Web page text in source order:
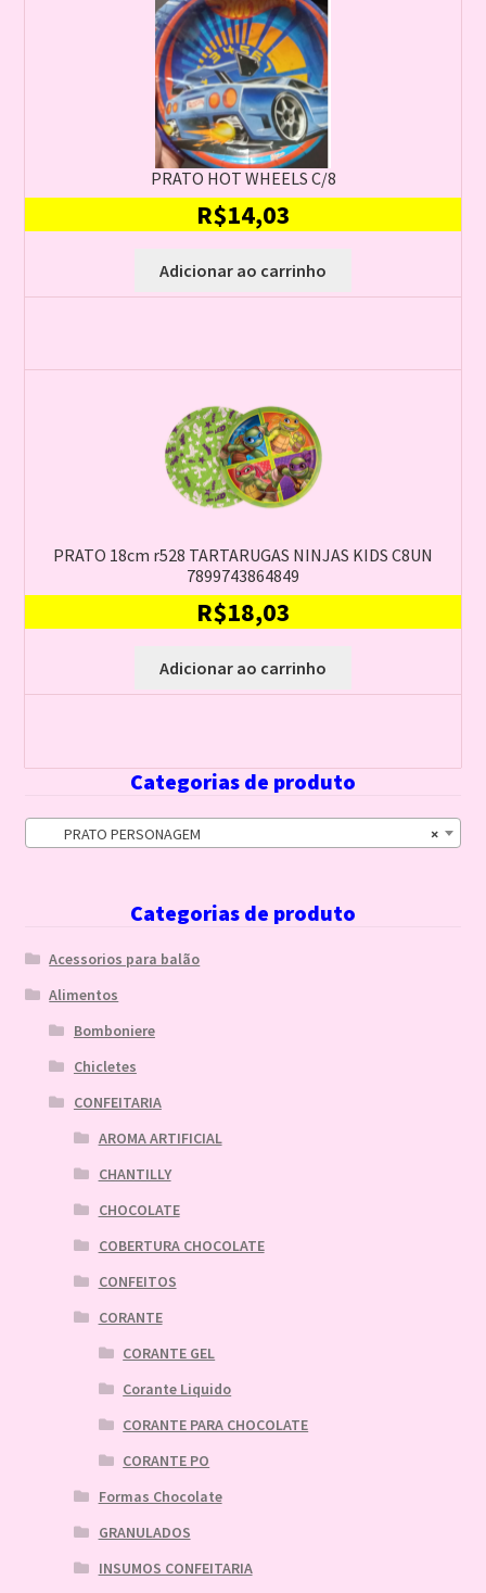
PRATO HOT WHEELS C/8
R$14,03
Adicionar ao carrinho
PRATO 18cm r528 TARTARUGAS NINJAS KIDS C8UN
7899743864849
R$18,03
Adicionar ao carrinho
Categorias de produto
×
PRATO PERSONAGEM
Categorias de produto
Acessorios para balão
Alimentos
Bomboniere
Chicletes
CONFEITARIA
AROMA ARTIFICIAL
CHANTILLY
CHOCOLATE
COBERTURA CHOCOLATE
CONFEITOS
CORANTE
CORANTE GEL
Corante Liquido
CORANTE PARA CHOCOLATE
CORANTE PO
Formas Chocolate
GRANULADOS
INSUMOS CONFEITARIA